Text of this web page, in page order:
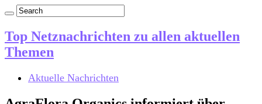
Top Netznachrichten zu allen aktuellen
Themen
Aktuelle Nachrichten